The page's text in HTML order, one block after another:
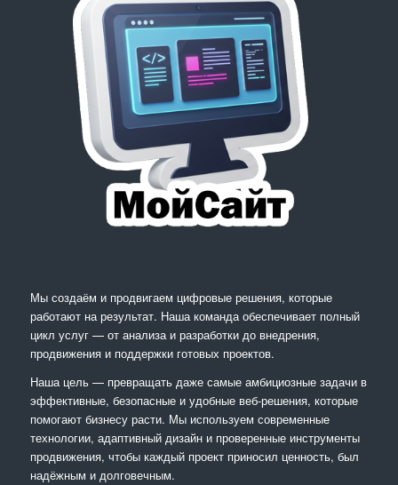
Мы создаём и продвигаем цифровые решения, которые
работают на результат. Наша команда обеспечивает полный
цикл услуг — от анализа и разработки до внедрения,
продвижения и поддержки готовых проектов.
Наша цель — превращать даже самые амбициозные задачи в
эффективные, безопасные и удобные веб-решения, которые
помогают бизнесу расти. Мы используем современные
технологии, адаптивный дизайн и проверенные инструменты
продвижения, чтобы каждый проект приносил ценность, был
надёжным и долговечным.